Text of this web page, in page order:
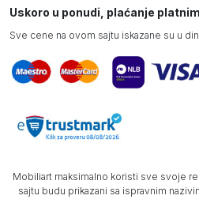
Uskoro u ponudi, plaćanje
Sve cene na ovom sajtu iskazane su u
Mobiliart maksimalno koristi sve svoje
sajtu budu prikazani sa ispravnim